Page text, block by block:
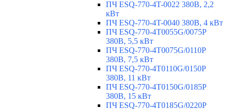
ПЧ ESQ-770-4T-0022 380В, 2,2
кВт
ПЧ ESQ-770-4T-0040 380В, 4 кВт
ПЧ ESQ-770-4T0055G/0075P
380В, 5,5 кВт
ПЧ ESQ-770-4T0075G/0110P
380В, 7,5 кВт
ПЧ ESQ-770-4T0110G/0150P
380В, 11 кВт
ПЧ ESQ-770-4T0150G/0185P
380В, 15 кВт
ПЧ ESQ-770-4T0185G/0220P